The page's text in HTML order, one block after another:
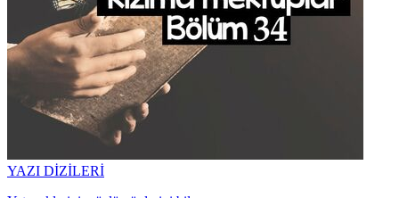
YAZI DİZİLERİ